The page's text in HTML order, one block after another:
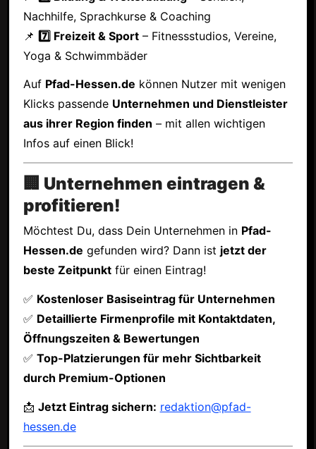
Nachhilfe, Sprachkurse & Coaching
📌 7️⃣ Freizeit & Sport– Fitnessstudios, Vereine,
Yoga & Schwimmbäder
Auf Pfad-Hessen.de können Nutzer mit wenigen
Klicks passende Unternehmen und Dienstleister
aus ihrer Region finden – mit allen wichtigen
Infos auf einen Blick!
🏢 Unternehmen eintragen &
profitieren!
Möchtest Du, dass Dein Unternehmen in Pfad-
Hessen.de gefunden wird? Dann ist jetzt der
beste Zeitpunktfür einen Eintrag!
✅ Kostenloser Basiseintrag für Unternehmen
✅ Detaillierte Firmenprofile mit Kontaktdaten,
Öffnungszeiten & Bewertungen
✅ Top-Platzierungen für mehr Sichtbarkeit
durch Premium-Optionen
📩 Jetzt Eintrag sichern: redaktion@pfad-
hessen.de